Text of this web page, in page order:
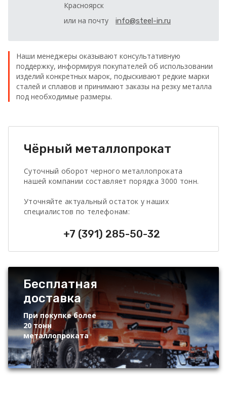
Красноярск
или на почту
info@steel-in.ru
Наши менеджеры оказывают консультативную
поддержку, информируя покупателей об использовании
изделий конкретных марок, подыскивают редкие марки
сталей и сплавов и принимают заказы на резку металла
под необходимые размеры.
Чёрный металлопрокат
Суточный оборот черного металлопроката
нашей компании составляет порядка 3000 тонн.
Уточняйте актуальный остаток у наших
специалистов по телефонам:
+7 (391) 285-50-32
Бесплатная
доставка
При покупке более
20 тонн
металлопроката